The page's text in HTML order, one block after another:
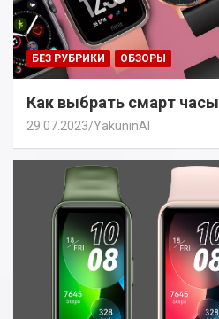
БЕЗ РУБРИКИ ОБЗОРЫ
Как выбрать смарт часы
29.07.2023 YakuninAI